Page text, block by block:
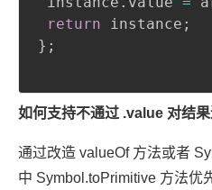
return instance ;
} ;
如何支持不通过 .value 对结
通过改造 valueOf 方法或者
中 Symbol.toPrimitive 方法优